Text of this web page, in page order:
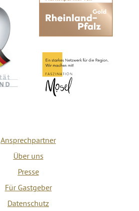
Ansprechpartner
Über uns
Presse
Für Gastgeber
Datenschutz